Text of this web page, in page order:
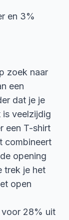
en 3%
zoek naar
een
dat je je
is veelzijdig
een T-shirt
combineert
opening
trek je het
open
28% uit